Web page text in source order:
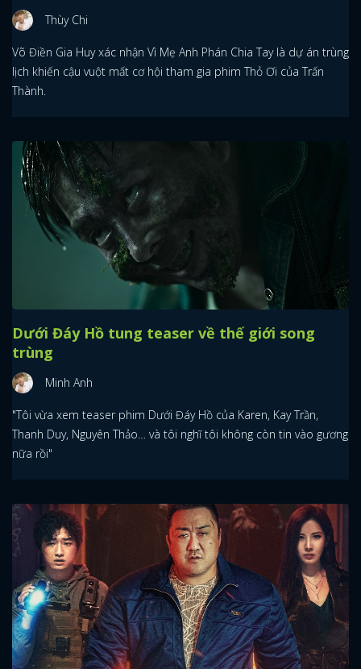
Thùy Chi
Võ Điền Gia Huy xác nhận Vì Mẹ Anh Phán Chia Tay là dự án trùng
lịch khiến cậu vuột mất cơ hội tham gia phim Thỏ Ơi của Trấn
Thành.
Dưới Đáy Hồ tung teaser về thế giới song
trùng
Minh Anh
"Tôi vừa xem teaser phim Dưới Đáy Hồ của Karen, Kay Trần,
Thanh Duy, Nguyên Thảo… và tôi nghĩ tôi không còn tin vào gương
nữa rồi"